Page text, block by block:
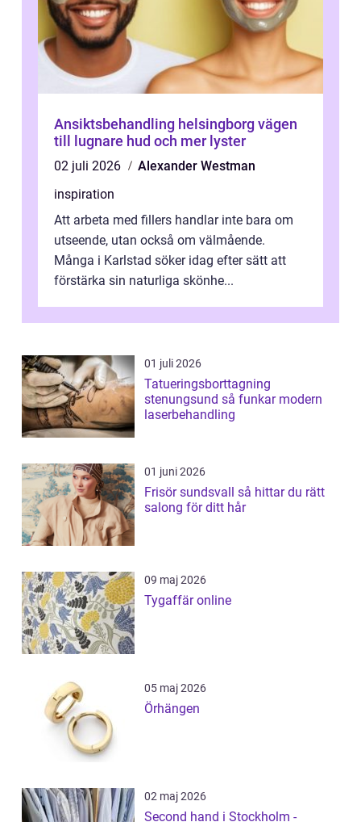
Ansiktsbehandling helsingborg vägen
till lugnare hud och mer lyster
02 juli 2026
Alexander Westman
inspiration
Att arbeta med fillers handlar inte bara om
utseende, utan också om välmående.
Många i Karlstad söker idag efter sätt att
förstärka sin naturliga skönhe...
01 juli 2026
Tatueringsborttagning
stenungsund så funkar modern
laserbehandling
01 juni 2026
Frisör sundsvall så hittar du rätt
salong för ditt hår
09 maj 2026
Tygaffär online
05 maj 2026
Örhängen
02 maj 2026
Second hand i Stockholm -